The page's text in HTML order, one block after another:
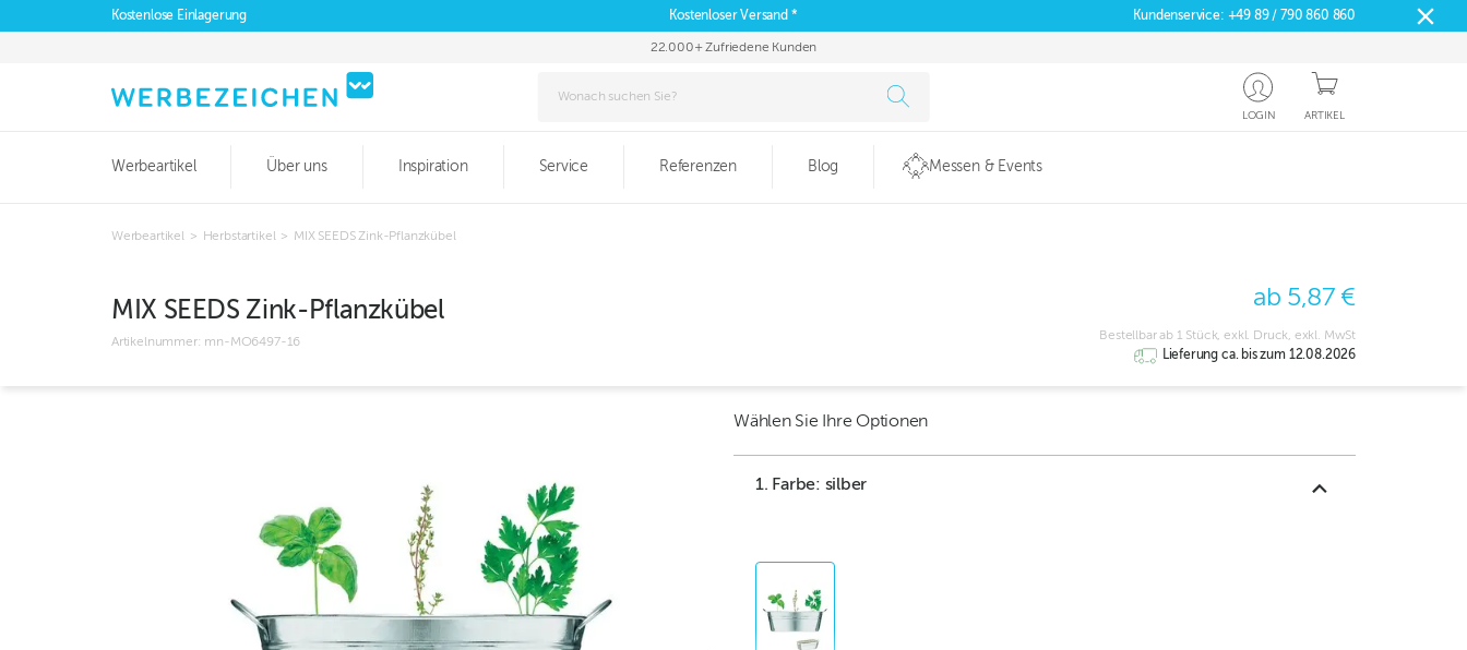
Kostenlose Einlagerung Kostenloser Versand * Kundenservice: +49 89 / 790 860 860
22.000+ Zufriedene Kunden
LOGIN ARTIKEL
Werbeartikel Über uns Inspiration Service Referenzen Blog Messen & Events
Werbeartikel > Herbstartikel > MIX SEEDS Zink-Pflanzkübel
MIX SEEDS Zink-Pflanzkübel
Artikelnummer: mn-MO6497-16
ab 5,87 €
Bestellbar ab 1 Stück, exkl. Druck, exkl. MwSt
Lieferung ca. bis zum 12.08.2026
Wählen Sie Ihre Optionen
1. Farbe: silber